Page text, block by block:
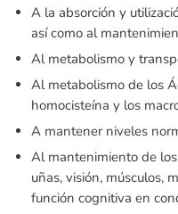
A la absorción y
así como al
Al metabolismo y
Al metabolismo de los
homocisteína y los
A mantener niveles
Al mantenimiento de
uñas, visión, músculos,
función cognitiva en